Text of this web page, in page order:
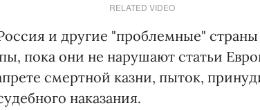
RELATED VIDEO
и другие "проблемные"
пока они не нарушают статьи
смертной казни, пыток,
наказания.